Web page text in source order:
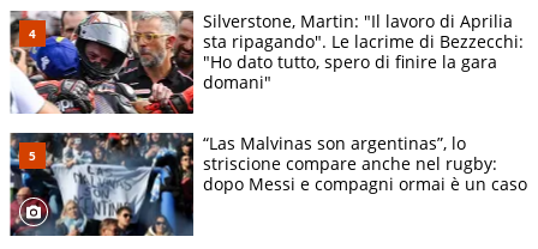
Silverstone, Martin: "Il lavoro di Aprilia
sta ripagando". Le lacrime di Bezzecchi:
"Ho dato tutto, spero di finire la gara
domani"
“Las Malvinas son argentinas”, lo
striscione compare anche nel rugby:
dopo Messi e compagni ormai è un caso